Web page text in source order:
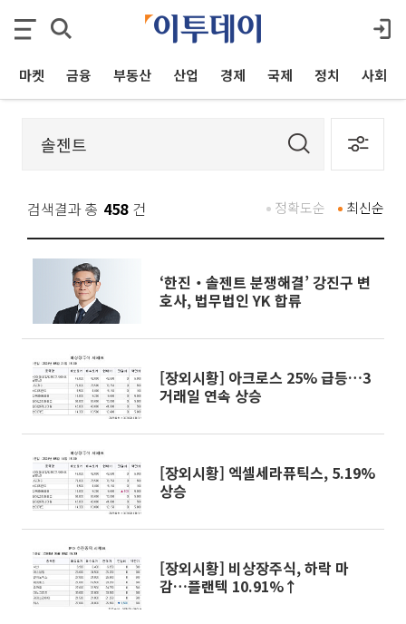
마켓 금융 부동산 산업 경제 국제 정치 사회
검색결과 총 458 건 최신순
정확도순
‘한진‧솔젠트 분쟁해결’ 강진구 변
호사, 법무법인 YK 합류
[장외시황] 아크로스 25% 급등…3
거래일 연속 상승
[장외시황] 엑셀세라퓨틱스, 5.19%
상승
[장외시황] 비상장주식, 하락 마
감…플랜텍 10.91%↑